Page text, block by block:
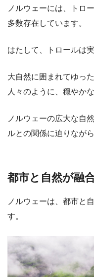
ノルウェーには、トロ
多数存在しています。
はたして、トロールは
大自然に囲まれてゆっ
人々のように、穏やか
ノルウェーの広大な自
ルとの関係に迫りなが
都市と自然が融
ノルウェーは、都市と
す。